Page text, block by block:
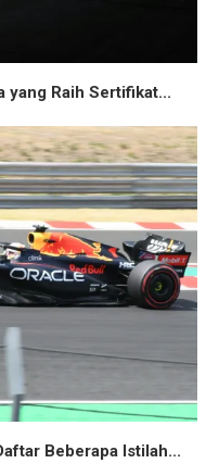
yang Raih Sertifikat...
Beberapa Istilah...